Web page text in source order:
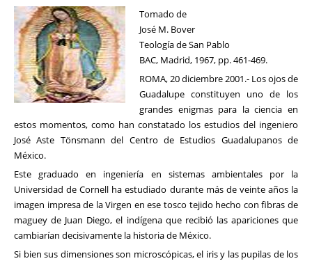
Tomado de
José M. Bover
Teología de San Pablo
BAC, Madrid, 1967, pp. 461-469.
ROMA, 20 diciembre 2001.- Los ojos de
Guadalupe constituyen uno de los
grandes enigmas para la ciencia en
estos momentos, como han constatado los estudios del ingeniero
José Aste Tönsmann del Centro de Estudios Guadalupanos de
México.
Este graduado en ingeniería en sistemas ambientales por la
Universidad de Cornell ha estudiado durante más de veinte años la
imagen impresa de la Virgen en ese tosco tejido hecho con fibras de
maguey de Juan Diego, el indígena que recibió las apariciones que
cambiarían decisivamente la historia de México.
Si bien sus dimensiones son microscópicas, el iris y las pupilas de los